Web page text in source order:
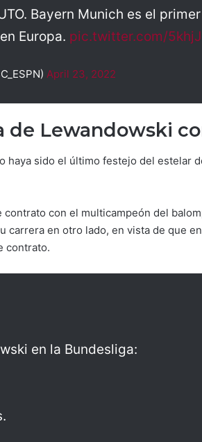
Bayern Munich es el
Europa. pic.twitter.com/
April 23, 2022
de Lewandowski
haya sido el último festejo del estelar
contrato con el multicampeón del
carrera en otro lado, en vista de que
contrato.
en la Bundesliga: